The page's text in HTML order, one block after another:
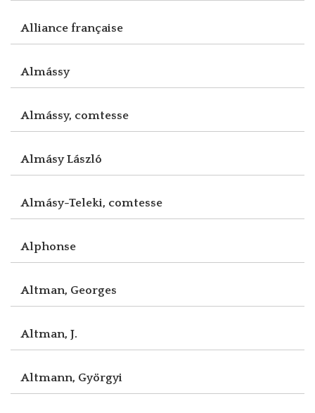
Alliance française
Almássy
Almássy, comtesse
Almásy László
Almásy-Teleki, comtesse
Alphonse
Altman, Georges
Altman, J.
Altmann, Györgyi